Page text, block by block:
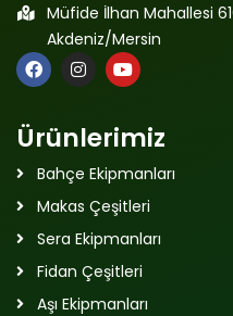
Müfide İlhan Mahallesi
Akdeniz/Mersin
Ürünlerimiz
Bahçe Ekipmanları
Makas Çeşitleri
Sera Ekipmanları
Fidan Çeşitleri
Aşı Ekipmanları